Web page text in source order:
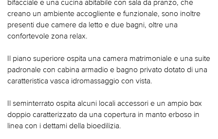
bifacciale e una cucina abitabile con sala da pranzo, che
creano un ambiente accogliente e funzionale, sono inoltre
presenti due camere da letto e due bagni, oltre una
confortevole zona relax.
Il piano superiore ospita una camera matrimoniale e una suite
padronale con cabina armadio e bagno privato dotato di una
caratteristica vasca idromassaggio con vista.
Il seminterrato ospita alcuni locali accessori e un ampio box
doppio caratterizzato da una copertura in manto erboso in
linea con i dettami della bioedilizia.